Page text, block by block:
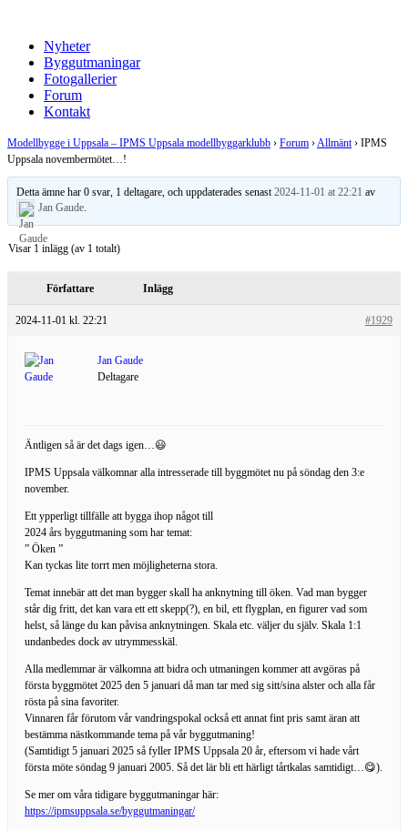
Nyheter
Byggutmaningar
Fotogallerier
Forum
Kontakt
Modellbygge i Uppsala – IPMS Uppsala modellbyggarklubb › Forum ›Allmänt › IPMS
Uppsala novembermötet…!
Detta ämne har 0 svar, 1 deltagare, och uppdaterades senast2024-11-01 at 22:21 av
Jan Gaude
Visar 1 inlägg (av 1 totalt)
Författare Inlägg
2024-11-01 kl. 22:21 #1929
Jan Gaude
Deltagare
Äntligen så är det dags igen…😃
IPMS Uppsala välkomnar alla intresserade till byggmötet nu på söndag den 3:e
november.
Ett ypperligt tillfälle att bygga ihop något till
2024 års byggutmaning som har temat:
” Öken ”
Kan tyckas lite torrt men möjligheterna stora.
Temat innebär att det man bygger skall ha anknytning till öken. Vad man bygger
står dig fritt, det kan vara ett ett skepp(?), en bil, ett flygplan, en figurer vad som
helst, så länge du kan påvisa anknytningen. Skala etc. väljer du själv. Skala 1:1
undanbedes dock av utrymmesskäl.
Alla medlemmar är välkomna att bidra och utmaningen kommer att avgöras på
första byggmötet 2025 den 5 januari då man tar med sig sitt/sina alster och alla får
rösta på sina favoriter.
Vinnaren får förutom vår vandringspokal också ett annat fint pris samt äran att
bestämma nästkommande tema på vår byggutmaning!
(Samtidigt 5 januari 2025 så fyller IPMS Uppsala 20 år, eftersom vi hade vårt
första möte söndag 9 januari 2005. Så det lär bli ett härligt tårtkalas samtidigt…😋).
Se mer om våra tidigare byggutmaningar här:
https://ipmsuppsala.se/byggutmaningar/